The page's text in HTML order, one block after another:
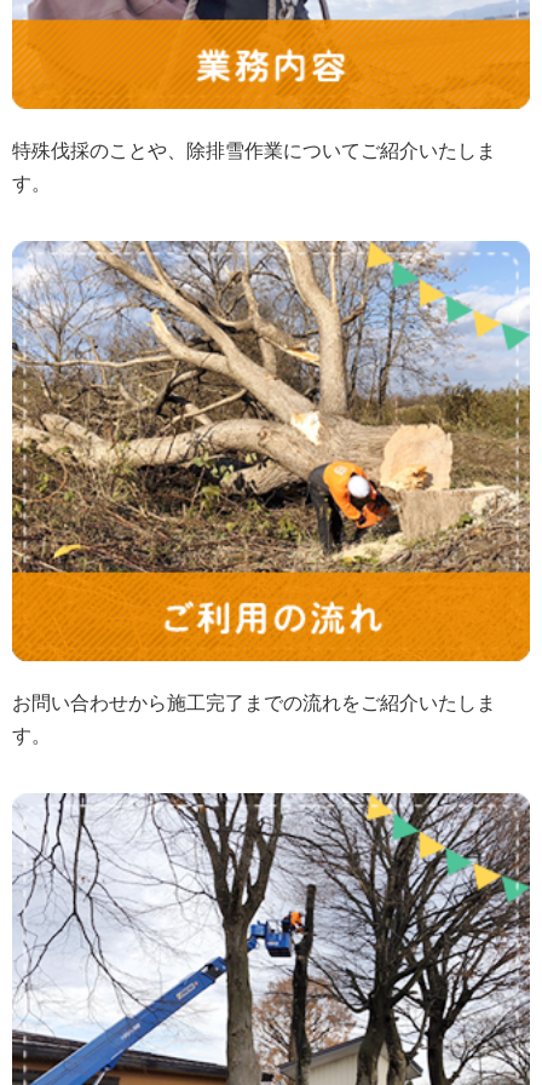
特殊伐採のことや、除排雪作業についてご紹介いたしま
す。
お問い合わせから施工完了までの流れをご紹介いたしま
す。